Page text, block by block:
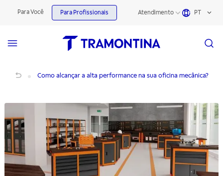
Para Você Para Profissionais Atendimento PT
Como alcançar a alta performance na sua oficina mecânica?